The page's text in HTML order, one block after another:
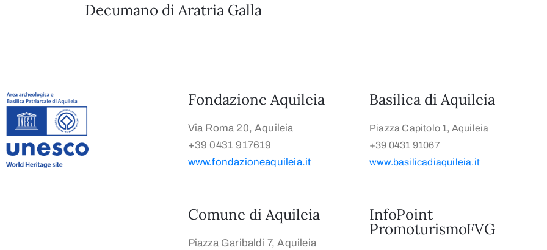
Decumano di Aratria Galla
Fondazione Aquileia
Via Roma 20, Aquileia
+39 0431 917619
www.fondazioneaquileia.it
Basilica di Aquileia
Piazza Capitolo 1, Aquileia
+39 0431 91067
www.basilicadiaquileia.it
Comune di Aquileia
Piazza Garibaldi 7, Aquileia
InfoPoint
PromoturismoFVG